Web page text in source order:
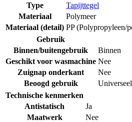
Type
Tapijttegel
Materiaal
Polymeer
Materiaal (detail) PP (Polypropyleen/
Gebruik
Binnen/buitengebruik
Binnen
Geschikt voor wasmachine Nee
Zuignap onderkant
Nee
Beoogd gebruik
Universeel
Technische kenmerken
Antistatisch
Ja
Maatwerk
Nee